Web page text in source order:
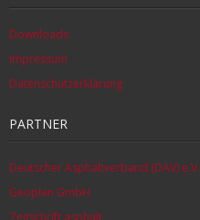
Downloads
Impressum
Datenschutzerklärung
PARTNER
Deutscher Asphaltverband (DAV) e.V.
Geoplan GmbH
Zeitschrift asphalt